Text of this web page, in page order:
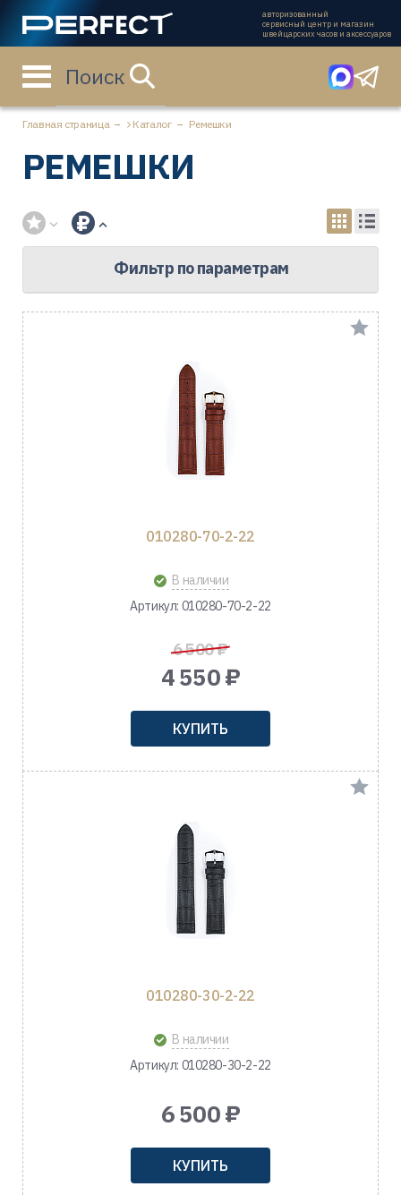
авторизованный
сервисный центр и магазин
швейцарских часов и аксессуаров
Поиск
Главная страница Каталог Ремешки
РЕМЕШКИ
Фильтр по параметрам
010280-70-2-22
В наличии
Артикул: 010280-70-2-22
6 500 ₽
4 550 ₽
КУПИТЬ
010280-30-2-22
В наличии
Артикул: 010280-30-2-22
6 500 ₽
КУПИТЬ